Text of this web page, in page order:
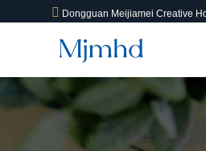
Dongguan Meijiamei Creative